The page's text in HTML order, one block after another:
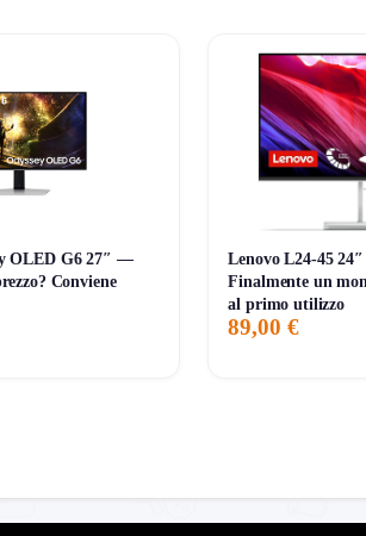
di prezzo
OLED G6 27″ —
Conviene
Lenovo L24-45
Finalmente un
al primo utilizzo
89,00 €